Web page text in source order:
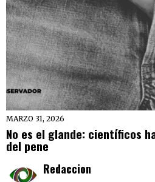
MARZO 31, 2026
No es el glande: científicos
del pene
Redaccion